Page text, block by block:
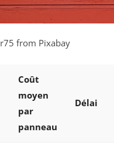
from Pixabay
Coût
moyen
par
panneau
Délai